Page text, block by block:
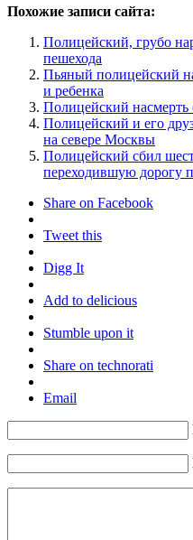
Похожие записи сайта:
Полицейский, грубо
пешехода
Пьяный полицейский
и ребенка
Полицейский насмерть
Полицейский и его
на севере Москвы
Полицейский сбил
переходившую дорогу
Share on Facebook
Tweet this
Digg It
Add to delicious
Stumble upon it
Share on technorati
Email